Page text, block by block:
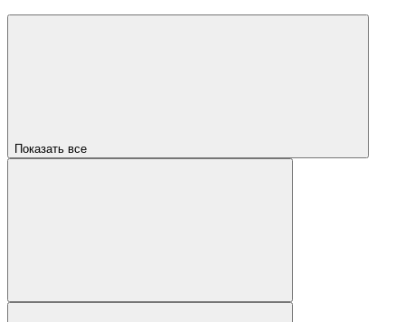
Показать все